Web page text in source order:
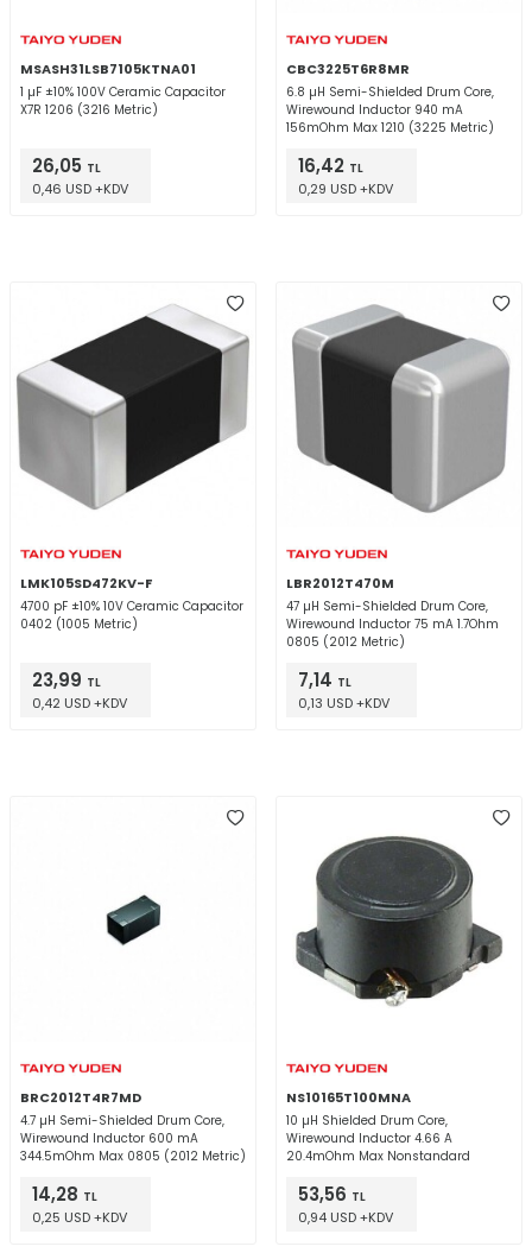
MSASH31LSB7105KTNA01
1 µF ±10% 100V Ceramic Capacitor
X7R 1206 (3216 Metric)
26,05 TL
0,46 USD +KDV
CBC3225T6R8MR
6.8 µH Semi-Shielded Drum Core,
Wirewound Inductor 940 mA
156mOhm Max 1210 (3225 Metric)
16,42 TL
0,29 USD +KDV
LMK105SD472KV-F
4700 pF ±10% 10V Ceramic Capacitor
0402 (1005 Metric)
23,99 TL
0,42 USD +KDV
LBR2012T470M
47 µH Semi-Shielded Drum Core,
Wirewound Inductor 75 mA 1.7Ohm
0805 (2012 Metric)
7,14 TL
0,13 USD +KDV
BRC2012T4R7MD
4.7 µH Semi-Shielded Drum Core,
Wirewound Inductor 600 mA
344.5mOhm Max 0805 (2012 Metric)
14,28 TL
0,25 USD +KDV
NS10165T100MNA
10 µH Shielded Drum Core,
Wirewound Inductor 4.66 A
20.4mOhm Max Nonstandard
53,56 TL
0,94 USD +KDV